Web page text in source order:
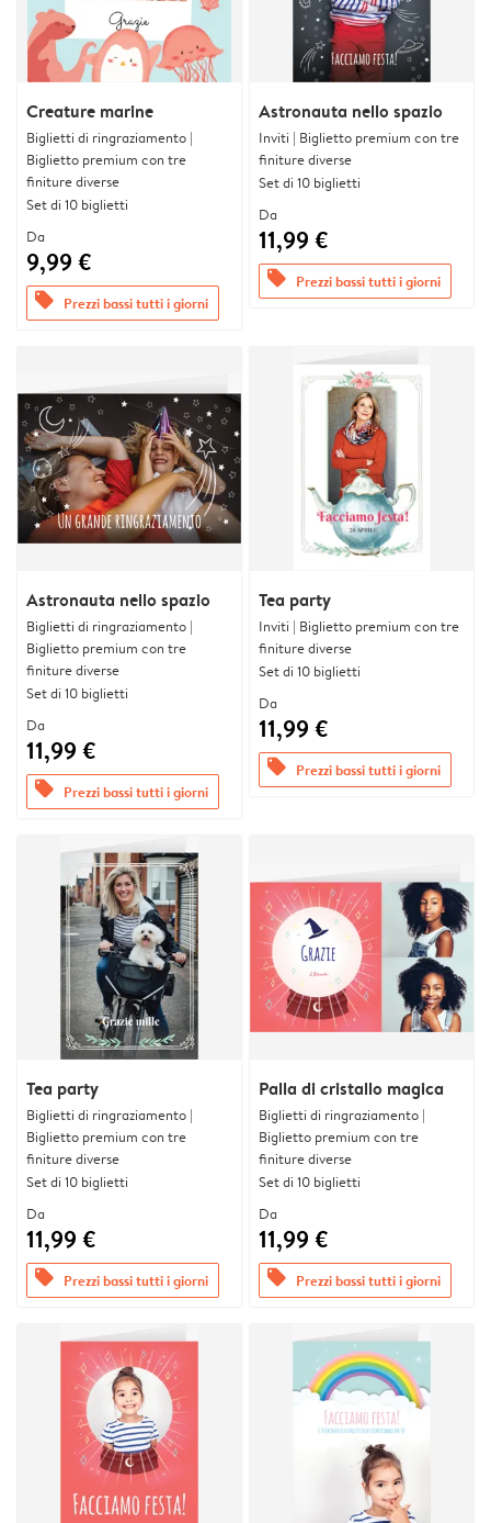
Creature marine
Biglietti di ringraziamento |
Biglietto premium con tre
finiture diverse
Set di 10 biglietti
Da
9,99 €
offers Prezzi bassi tutti i giorni
Astronauta nello spazio
Inviti | Biglietto premium con tre
finiture diverse
Set di 10 biglietti
Da
11,99 €
offers Prezzi bassi tutti i giorni
Astronauta nello spazio
Biglietti di ringraziamento |
Biglietto premium con tre
finiture diverse
Set di 10 biglietti
Da
11,99 €
offers Prezzi bassi tutti i giorni
Tea party
Inviti | Biglietto premium con tre
finiture diverse
Set di 10 biglietti
Da
11,99 €
offers Prezzi bassi tutti i giorni
Tea party
Biglietti di ringraziamento |
Biglietto premium con tre
finiture diverse
Set di 10 biglietti
Da
11,99 €
offers Prezzi bassi tutti i giorni
Palla di cristallo magica
Biglietti di ringraziamento |
Biglietto premium con tre
finiture diverse
Set di 10 biglietti
Da
11,99 €
offers Prezzi bassi tutti i giorni